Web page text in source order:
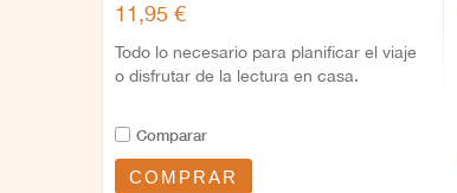
11,95 €
Todo lo necesario para planificar el viaje
o disfrutar de la lectura en casa.
Comparar
COMPRAR